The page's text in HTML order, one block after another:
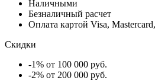
Наличными
Безналичный расчет
Оплата картой Visa,
Скидки
-1% от 100 000 руб.
-2% от 200 000 руб.